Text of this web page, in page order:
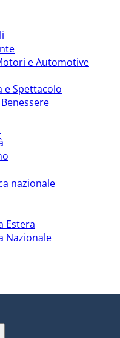
e Automotive
e Spettacolo
nazionale
Estera
Nazionale